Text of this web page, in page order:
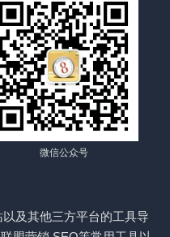
微信公众号
及其他三方平台的工具导